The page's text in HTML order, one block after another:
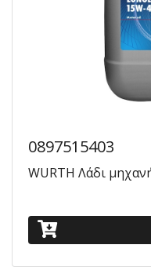
0897515403
WURTH Λάδι